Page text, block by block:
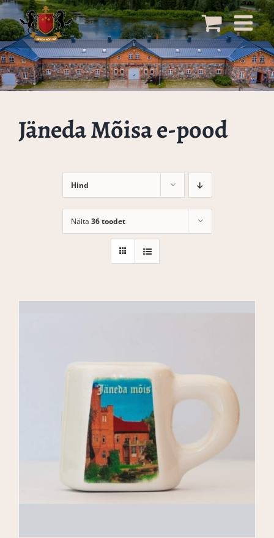
Skip
to
content
Jäneda Mõisa e-pood
Hind
Näita 36 toodet